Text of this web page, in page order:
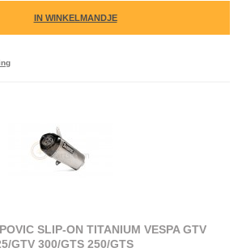
IN WINKELMANDJE
SLIP-ON TITANIUM VESPA GTV
GTV 300/GTS 250/GTS